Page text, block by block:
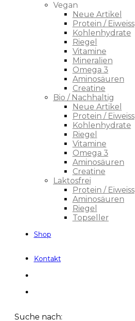
Vegan
Neue Artikel
Protein / Eiweiss
Kohlenhydrate
Riegel
Vitamine
Mineralien
Omega 3
Aminosäuren
Creatine
Bio / Nachhaltig
Neue Artikel
Protein / Eiweiss
Kohlenhydrate
Riegel
Vitamine
Omega 3
Aminosäuren
Creatine
Laktosfrei
Protein / Eiweiss
Aminosäuren
Riegel
Topseller
Shop
Kontakt
Suche nach: